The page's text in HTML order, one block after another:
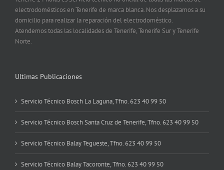
electrodomésticos en Tenerife de marca blanca. Nos desplazamos a su
domicilio para realizar la reparación del electrodoméstico.
Atendemos todas las localidades de Tenerife, Tenerife Sur y Tenerife
Norte.
Ultimas Publicaciones
Servicio Técnico Bosch La Laguna, Tfno. 623 40 99 50
Servicio Técnico Bosch Santa Cruz de Tenerife, Tfno. 623 40 99 50
Servicio Técnico Balay Tegueste, Tfno. 623 40 99 50
Servicio Técnico Balay Tacoronte, Tfno. 623 40 99 50